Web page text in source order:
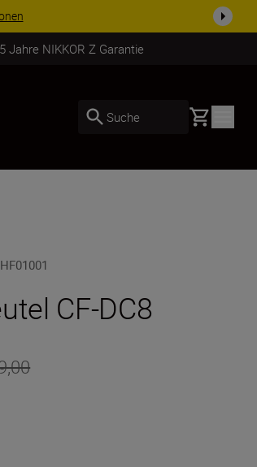
5 Jahre NIKKOR Z Garantie
Suche Basket
CF-DC8